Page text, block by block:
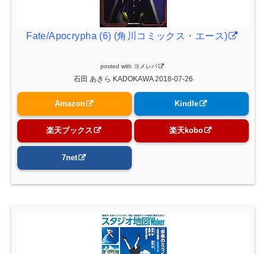
Fate/Apocrypha (6) (角川コミックス・エース)
posted with ヨメレバ
石田 あきら KADOKAWA 2018-07-26
Amazon Kindle
楽天ブックス 楽天kobo
7net